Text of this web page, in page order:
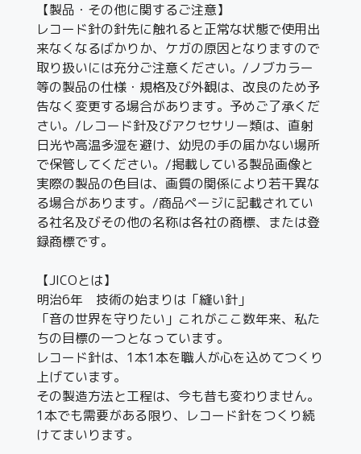
【製品・その他に関するご注意】
レコード針の針先に触れると正常な状態で使用出
来なくなるばかりか、ケガの原因となりますので
取り扱いには充分ご注意ください。/ノブカラー
等の製品の仕様・規格及び外観は、改良のため予
告なく変更する場合があります。予めご了承くだ
さい。/レコード針及びアクセサリー類は、直射
日光や高温多湿を避け、幼児の手の届かない場所
で保管してください。/掲載している製品画像と
実際の製品の色目は、画質の関係により若干異な
る場合があります。/商品ページに記載されてい
る社名及びその他の名称は各社の商標、または登
録商標です。
【JICOとは】
明治6年 技術の始まりは「縫い針」
「音の世界を守りたい」これがここ数年来、私た
ちの目標の一つとなっています。
レコード針は、1本1本を職人が心を込めてつくり
上げています。
その製造方法と工程は、今も昔も変わりません。
1本でも需要がある限り、レコード針をつくり続
けてまいります。